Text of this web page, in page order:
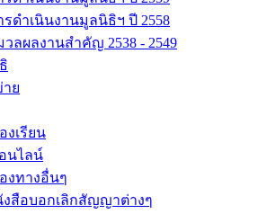
รดำเนินงานมูลนิธิฯ ปี 2558
วลผลงานสำคัญ 2538 - 2549
ย
งเรียน
นไลน์
งทางอื่นๆ
งสือบอกเลิกสัญญาต่างๆ